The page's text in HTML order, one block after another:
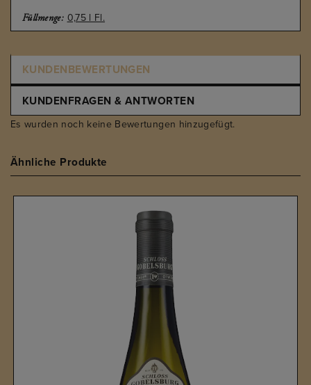
Füllmenge: 0,75 l Fl.
KUNDENBEWERTUNGEN
KUNDENFRAGEN & ANTWORTEN
Es wurden noch keine Bewertungen hinzugefügt.
Ähnliche Produkte